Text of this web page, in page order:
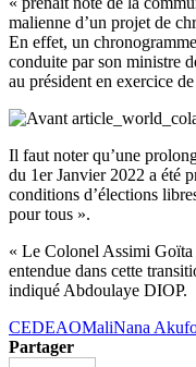
malienne d’un projet de
En effet, un
conduite par son ministre
au président en exercice
Il faut noter qu’une
du 1er Janvier 2022 a été
conditions d’élections
pour tous ».
« Le Colonel Assimi
entendue dans cette
indiqué Abdoulaye DIOP.
CEDEAOMaliNana
Partager